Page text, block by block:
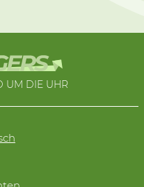
UM DIE UHR